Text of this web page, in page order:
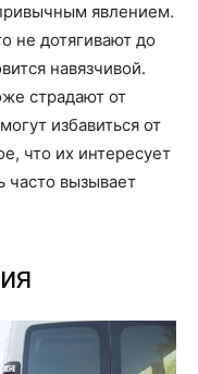
явлением.
не дотягивают до
навязчивой.
страдают от
избавиться от
что их интересует
часто вызывает